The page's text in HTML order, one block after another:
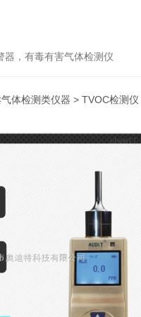
器，有毒有害气体检测仪
体检测类仪器 > TVOC检测仪